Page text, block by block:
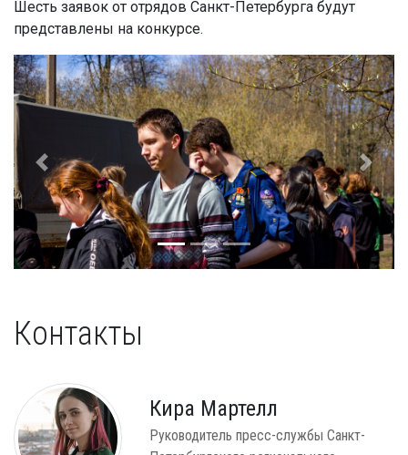
Шесть заявок от отрядов Санкт-Петербурга будут
представлены на конкурсе.
Контакты
Кира Мартелл
Руководитель пресс-службы Санкт-